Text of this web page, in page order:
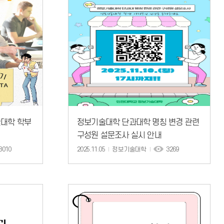
학 학부
정보기술대학 단과대학 명칭 변경 관련
구성원 설문조사 실시 안내
2025.11.05 정보기술대학 3269